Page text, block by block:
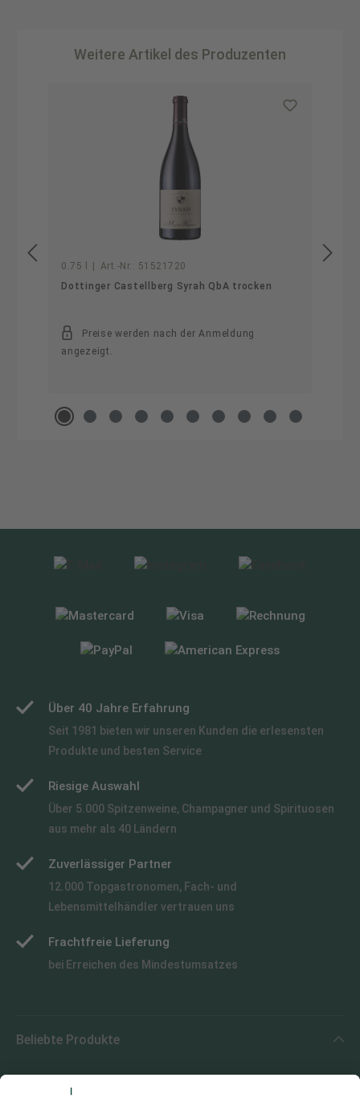
Weitere Artikel des Produzenten
0.75 l Art.-Nr.: 51521720
Dottinger Castellberg Syrah QbA trocken
Preise werden nach der Anmeldung
angezeigt.
Über 40 Jahre Erfahrung
Seit 1981 bieten wir unseren Kunden die erlesensten
Produkte und besten Service
Riesige Auswahl
Über 5.000 Spitzenweine, Champagner und Spirituosen
aus mehr als 40 Ländern
Zuverlässiger Partner
12.000 Topgastronomen, Fach- und
Lebensmittelhändler vertrauen uns
Frachtfreie Lieferung
bei Erreichen des Mindestumsatzes
Beliebte Produkte
Beliebte Regionen